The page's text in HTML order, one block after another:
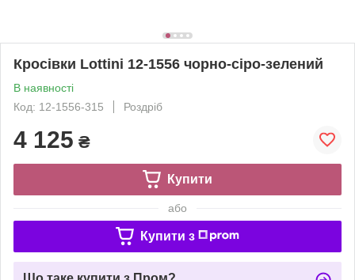
Кросівки Lottini 12-1556 чорно-сіро-зелений
В наявності
Код: 12-1556-315
Роздріб
4 125 ₴
Купити
або
Купити з